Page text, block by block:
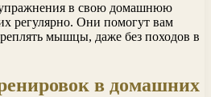
в свою домашнюю
регулярно. Они помогут вам
мышцы, даже без походов в
в домашних